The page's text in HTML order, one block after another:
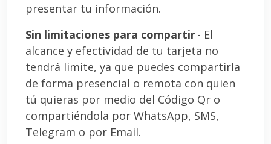
presentar tu información.
Sin limitaciones para compartir- El
alcance y efectividad de tu tarjeta no
tendrá limite, ya que puedes compartirla
de forma presencial o remota con quien
tú quieras por medio del Código Qr o
compartiéndola por WhatsApp, SMS,
Telegram o por Email.